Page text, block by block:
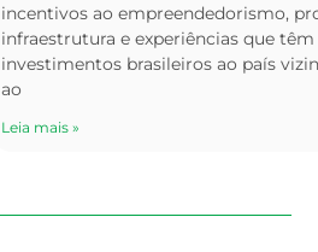
incentivos ao empreendedorismo,
infraestrutura e experiências que
investimentos brasileiros ao país
ao
Leia mais »